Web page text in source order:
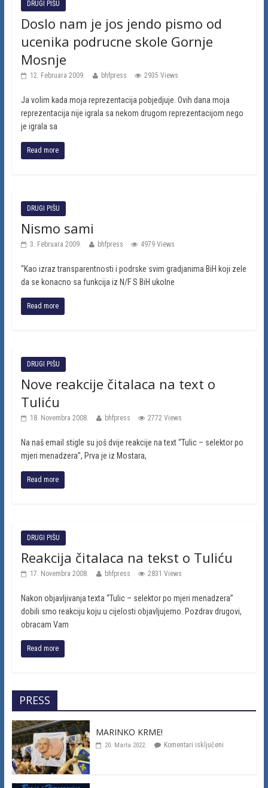
DRUGI PIŠU
Doslo nam je jos jendo pismo od
ucenika podrucne skole Gornje
Mosnje
12. Februara 2009. bhfpress 2935 Views
Ja volim kada moja reprezentacija pobjedjuje. Ovih dana moja
reprezentacija nije igrala sa nekom drugom reprezentacijom nego
je igrala sa
Read more
DRUGI PIŠU
Nismo sami
3. Februara 2009. bhfpress 4979 Views
“Kao izraz transparentnosti i podrske svim gradjanima BiH koji zele
da se konacno sa funkcija iz N/F S BiH ukolne
Read more
DRUGI PIŠU
Nove reakcije čitalaca na text o
Tuliću
18. Novembra 2008. bhfpress 2772 Views
Na naš email stigle su još dvije reakcije na text “Tulic – selektor po
mjeri menadzera”, Prva je iz Mostara,
Read more
DRUGI PIŠU
Reakcija čitalaca na tekst o Tuliću
17. Novembra 2008. bhfpress 2831 Views
Nakon objavljivanja texta “Tulic – selektor po mjeri menadzera”
dobili smo reakciju koju u cijelosti objavljujemo. Pozdrav drugovi,
obracam Vam
Read more
PRESS
MARINKO KRME!
20. Marta 2022. Komentari isključeni